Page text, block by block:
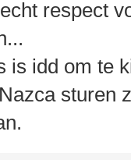
respect
is idd om te
sturen